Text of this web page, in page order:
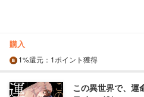
購入
1%還元 ：1ポイント獲得
この異世界で、運